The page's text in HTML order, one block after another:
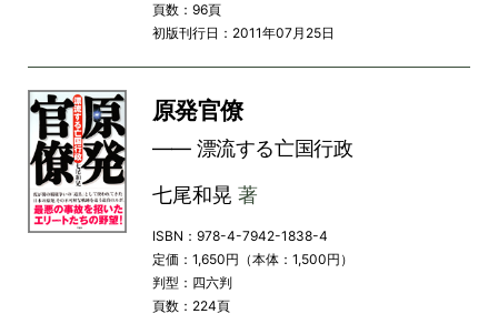
頁数：96頁
初版刊行日：2011年07月25日
原発官僚
―― 漂流する亡国行政
七尾和晃 著
ISBN：978-4-7942-1838-4
定価：1,650円（本体：1,500円）
判型：四六判
頁数：224頁